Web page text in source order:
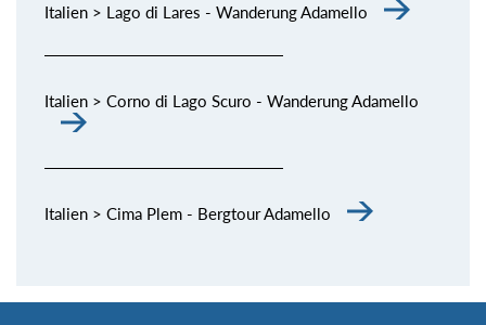
Italien > Lago di Lares - Wanderung Adamello
Italien > Corno di Lago Scuro - Wanderung Adamello
Italien > Cima Plem - Bergtour Adamello